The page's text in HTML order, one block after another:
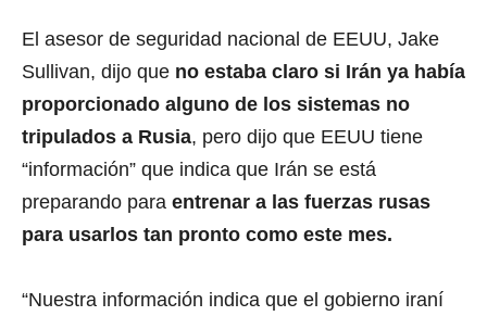
El asesor de seguridad nacional de EEUU, Jake
Sullivan, dijo que no estaba claro si Irán ya había
proporcionado alguno de los sistemas no
tripulados a Rusia, pero dijo que EEUU tiene
“información” que indica que Irán se está
preparando para entrenar a las fuerzas rusas
para usarlos tan pronto como este mes.
“Nuestra información indica que el gobierno iraní